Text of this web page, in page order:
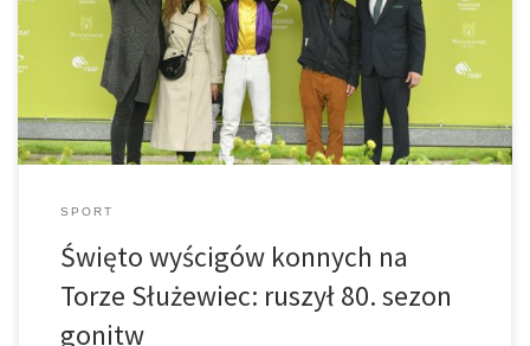
przybycia na legendarny Tor Służewiec, aby wspólnie celebrować
otwarcie jubileuszowego, 80. sezonu wyścigów konnych
SPORT
Święto wyścigów konnych na
Torze Służewiec: ruszył 80. sezon
gonitw